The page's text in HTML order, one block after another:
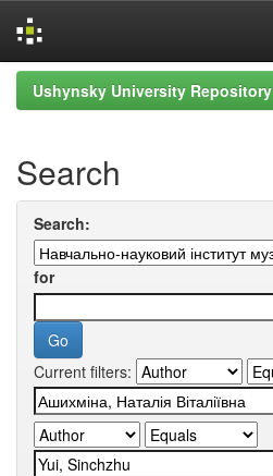
Skip
navigation
Ushynsky University Repository
Search
Search:
for
Current filters: